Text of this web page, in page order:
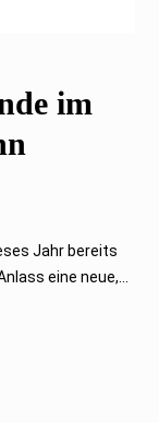
im
Jahr bereits
eine neue,...